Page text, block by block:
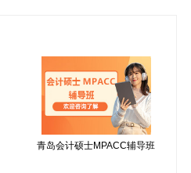
青岛会计硕士MPACC辅导班